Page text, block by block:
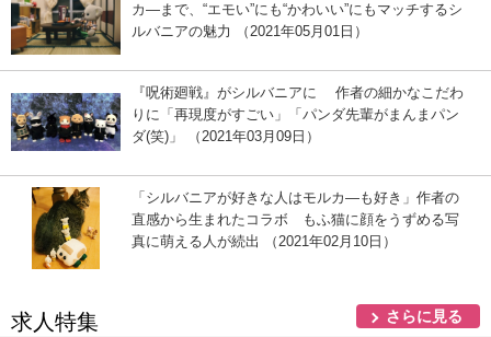
カ―まで、“エモい”にも“かわいい”にもマッチするシ
ルバニアの魅力 （2021年05月01日）
『呪術廻戦』がシルバニアに 作者の細かなこだわ
りに「再現度がすごい」「パンダ先輩がまんまパン
ダ(笑)」 （2021年03月09日）
「シルバニアが好きな人はモルカ―も好き」作者の
直感から生まれたコラボ もふ猫に顔をうずめる写
真に萌える人が続出 （2021年02月10日）
求人特集 さらに見る